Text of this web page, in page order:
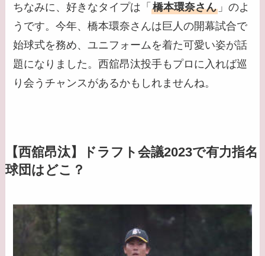
ちなみに、好きなタイプは「橋本環奈さん 」のよ
うです。今年、橋本環奈さんは巨人の開幕試合で
始球式を務め、ユニフォームを着た可愛い姿が話
題になりました。西舘昂汰投手もプロに入れば巡
り会うチャンスがあるかもしれませんね。
【西舘昂汰】ドラフト会議2023で有力指名
球団はどこ？